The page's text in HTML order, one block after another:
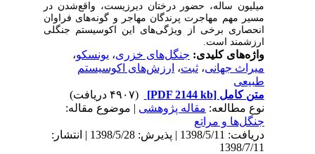
میلیون ساله، حضور درختان دیرزیست، واقع‌شدن در
مسیر مهم مهاجرت پرندگان مهاجر و گونه‌های فراوان
انحصاری برخی از ویژگی‌های این اکوسیستم جنگلی
ارزشمند است.
واژه‌های کلیدی:جنگل‌های خزری،یونسکو،
میراث جهانی،ثبت،ارزش‌های اکوسیستم
طبیعی
متن کامل[PDF 2144 kb]
نوع مطالعه:مقاله پژوهشی| موضوع مقاله:
جنگل‌ها و مراتع
دریافت: 1398/5/11 | پذیرش: 1398/5/28 | انتشار:
1398/7/11